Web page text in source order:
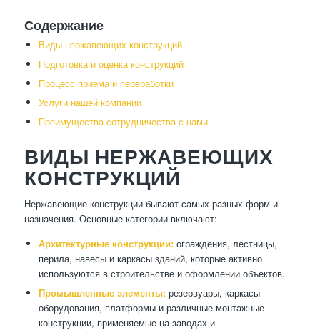
Содержание
Виды нержавеющих конструкций
Подготовка и оценка конструкций
Процесс приема и переработки
Услуги нашей компании
Преимущества сотрудничества с нами
ВИДЫ НЕРЖАВЕЮЩИХ
КОНСТРУКЦИЙ
Нержавеющие конструкции бывают самых разных форм и
назначения. Основные категории включают:
Архитектурные конструкции:ограждения, лестницы,
перила, навесы и каркасы зданий, которые активно
используются в строительстве и оформлении объектов.
Промышленные элементы:резервуары, каркасы
оборудования, платформы и различные монтажные
конструкции, применяемые на заводах и